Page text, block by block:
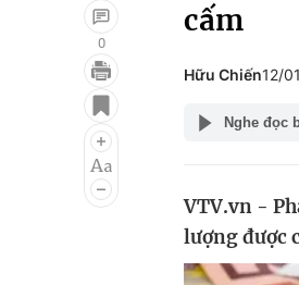
Điện ảnh
Âm nhạc
0
cấm
Hữu Chiến12/
Nghe đọc
VTV.vn -
lượng được